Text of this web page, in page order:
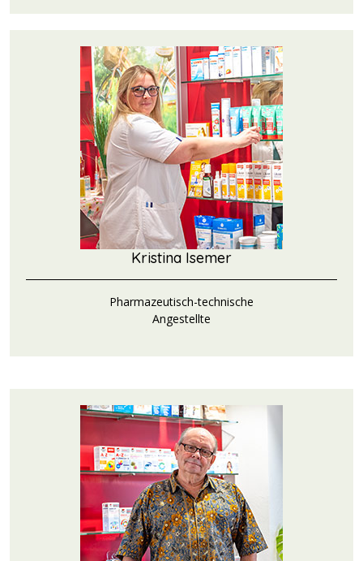
Kristina Isemer
Pharmazeutisch-technische
Angestellte